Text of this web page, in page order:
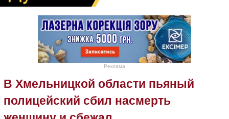
Реклама
В Хмельницкой области пьяный
полицейский сбил насмерть